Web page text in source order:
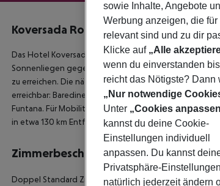
Hotelbeschreibung
Koversada Rooms
2
Das Hotel Koversada Rooms - Covered befindet sich
Sonnenliegen gegen Gebühr verfügbar. Die Stadt
zu erreichen. Die nächstgelegenen Bars und
erreichbar: Baredine Cave (ca. 19 km), Visnjan
Funtana. Für Mobilität sorgt eine Bushaltestelle (ca. 1
in etwa 130 km Entfernung.
Zimmerbeschreibung
Doppel Standard Zimmer (Balkon oder Terrasse): Die
sowie Inhalte, Angebote
Werbung anzeigen, die für
relevant sind und zu dir
Klicke auf „Alle
wenn du einverstanden
reicht das Nötigste? Dann
„Nur notwendige
Unter „Cookies
kannst du deine Cookie-
Einstellungen individuell
anpassen. Du kannst
Privatsphäre-Einstellungen
natürlich jederzeit ändern